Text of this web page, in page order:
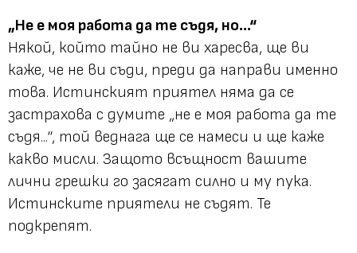
„Не е моя работа да те съдя, но...“
Някой, който тайно не ви харесва, ще ви
каже, че не ви съди, преди да направи именно
това. Истинският приятел няма да се
застрахова с думите „не е моя работа да те
съдя...“, той веднага ще се намеси и ще каже
какво мисли. Защото всъщност вашите
лични грешки го засягат силно и му пука.
Истинските приятели не съдят. Те
подкрепят.